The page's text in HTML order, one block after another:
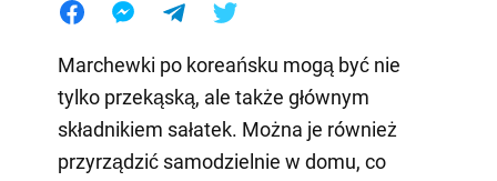
Marchewki po koreańsku mogą być nie
tylko przekąską, ale także głównym
składnikiem sałatek. Można je również
przyrządzić samodzielnie w domu, co